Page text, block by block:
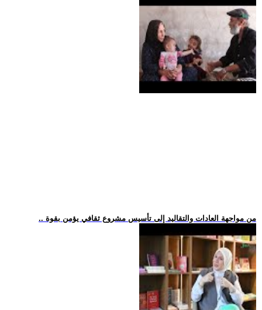
.. من مواجهة العادات والتقاليد إلى تأسيس مشروع ثقافي يؤمن بقوة